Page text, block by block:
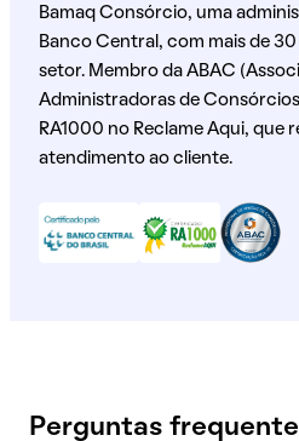
Bamaq Consórcio, uma
Banco Central, com mais de
setor. Membro da ABAC
Administradoras de
RA1000 no Reclame Aqui, que
atendimento ao cliente.
Perguntas